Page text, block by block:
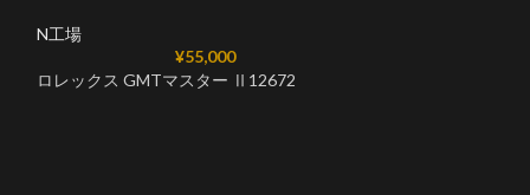
N工場
¥55,000
ロレックス GMTマスター Ⅱ12672